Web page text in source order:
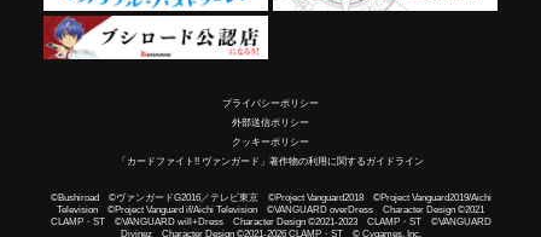
プライバシーポリシー
外部送信ポリシー
クッキーポリシー
「カードファイト!! ヴァンガード」著作物の利用に関するガイドライン
©Bushiroad ©ヴァンガードG2016／テレビ東京 ©Project Vanguard2018 ©Project Vanguard2019/Aichi
Television ©Project Vanguard if/Aichi Television ©VANGUARD overDress Character Design ©2021
CLAMP・ST ©VANGUARD will+Dress Character Design ©2021-2023 CLAMP・ST ©VANGUARD
Divinez Character Design ©2021-2026 CLAMP・ST © Cygames, Inc.